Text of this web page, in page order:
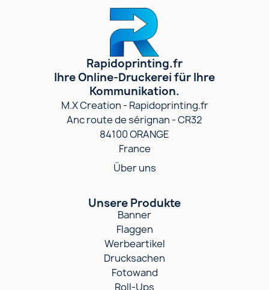
Rapidoprinting.fr
Ihre Online-Druckerei für Ihre
Kommunikation.
M.X Creation - Rapidoprinting.fr
Anc route de sérignan - CR32
84100 ORANGE
France
Über uns
Unsere Produkte
Banner
Flaggen
Werbeartikel
Drucksachen
Fotowand
Roll-Ups